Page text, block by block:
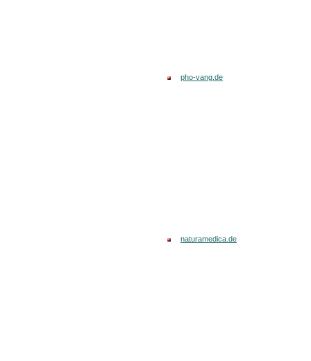
pho-vang.de
naturamedica.de